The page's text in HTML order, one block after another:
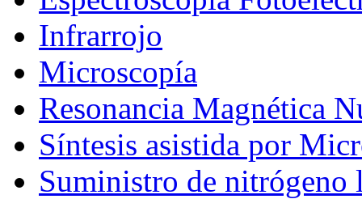
Infrarrojo
Microscopía
Resonancia Magnética
Síntesis asistida por
Suministro de nitrógeno